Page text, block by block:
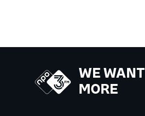
WE WANT
MORE